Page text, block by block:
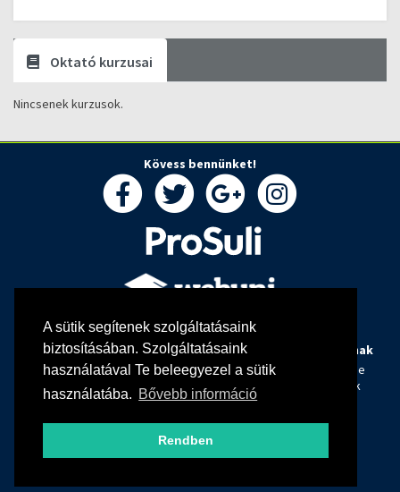
A sütik segítenek szolgáltatásaink
biztosításában. Szolgáltatásaink
használatával Te beleegyezel a sütik
használatába. Bővebb információ
Rendben
Oktató kurzusai
Nincsenek kurzusok.
Kövess bennünket!
Rólunk
Kapcsolat
Oktatóink
Oktatóknak
Webuni blog
Webuni Stúdió
Hallgatóknak
Tanulj online
Képzések
Adatkezelési tájékoztató
ÁSZF